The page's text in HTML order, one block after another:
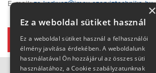
E-mail:zs.karkusz@imex.szerviztechnika.hu
Rólunk
×
Ez a weboldal sütiket használ
Ez a weboldal sütiket használ a felhasználói
élmény javítása érdekében. A weboldalunk
használatával Ön hozzájárul az összes süti
használatához, a Cookie szabályzatunknak